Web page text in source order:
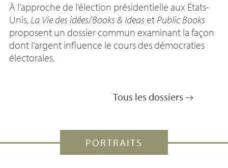
À l’approche de l’élection présidentielle aux États-
Unis, La Vie des idées/Books & Ideaset Public Books
proposent un dossier commun examinant la façon
dont l’argent influence le cours des démocraties
électorales.
Tous les dossiers
PORTRAITS